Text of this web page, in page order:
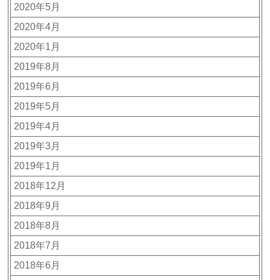
2020年5月
2020年4月
2020年1月
2019年8月
2019年6月
2019年5月
2019年4月
2019年3月
2019年1月
2018年12月
2018年9月
2018年8月
2018年7月
2018年6月